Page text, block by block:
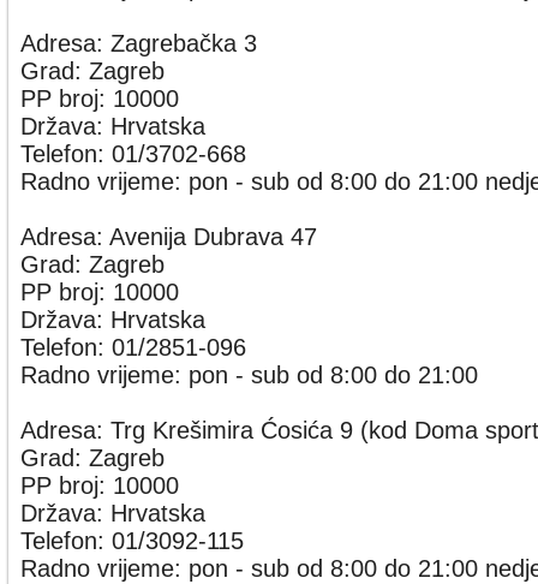
Adresa: Zagrebačka 3
Grad: Zagreb
PP broj: 10000
Država: Hrvatska
Telefon: 01/3702-668
Radno vrijeme: pon - sub od 8:00 do 21:00
Adresa: Avenija Dubrava 47
Grad: Zagreb
PP broj: 10000
Država: Hrvatska
Telefon: 01/2851-096
Radno vrijeme: pon - sub od 8:00 do 21:00
Adresa: Trg Krešimira Ćosića 9 (kod Doma
Grad: Zagreb
PP broj: 10000
Država: Hrvatska
Telefon: 01/3092-115
Radno vrijeme: pon - sub od 8:00 do 21:00